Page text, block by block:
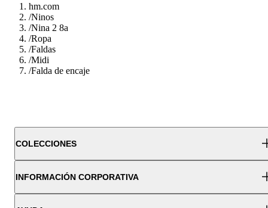
hm.com
/Ninos
/Nina 2 8a
/Ropa
/Faldas
/Midi
/Falda de encaje
COLECCIONES
INFORMACIÓN CORPORATIVA